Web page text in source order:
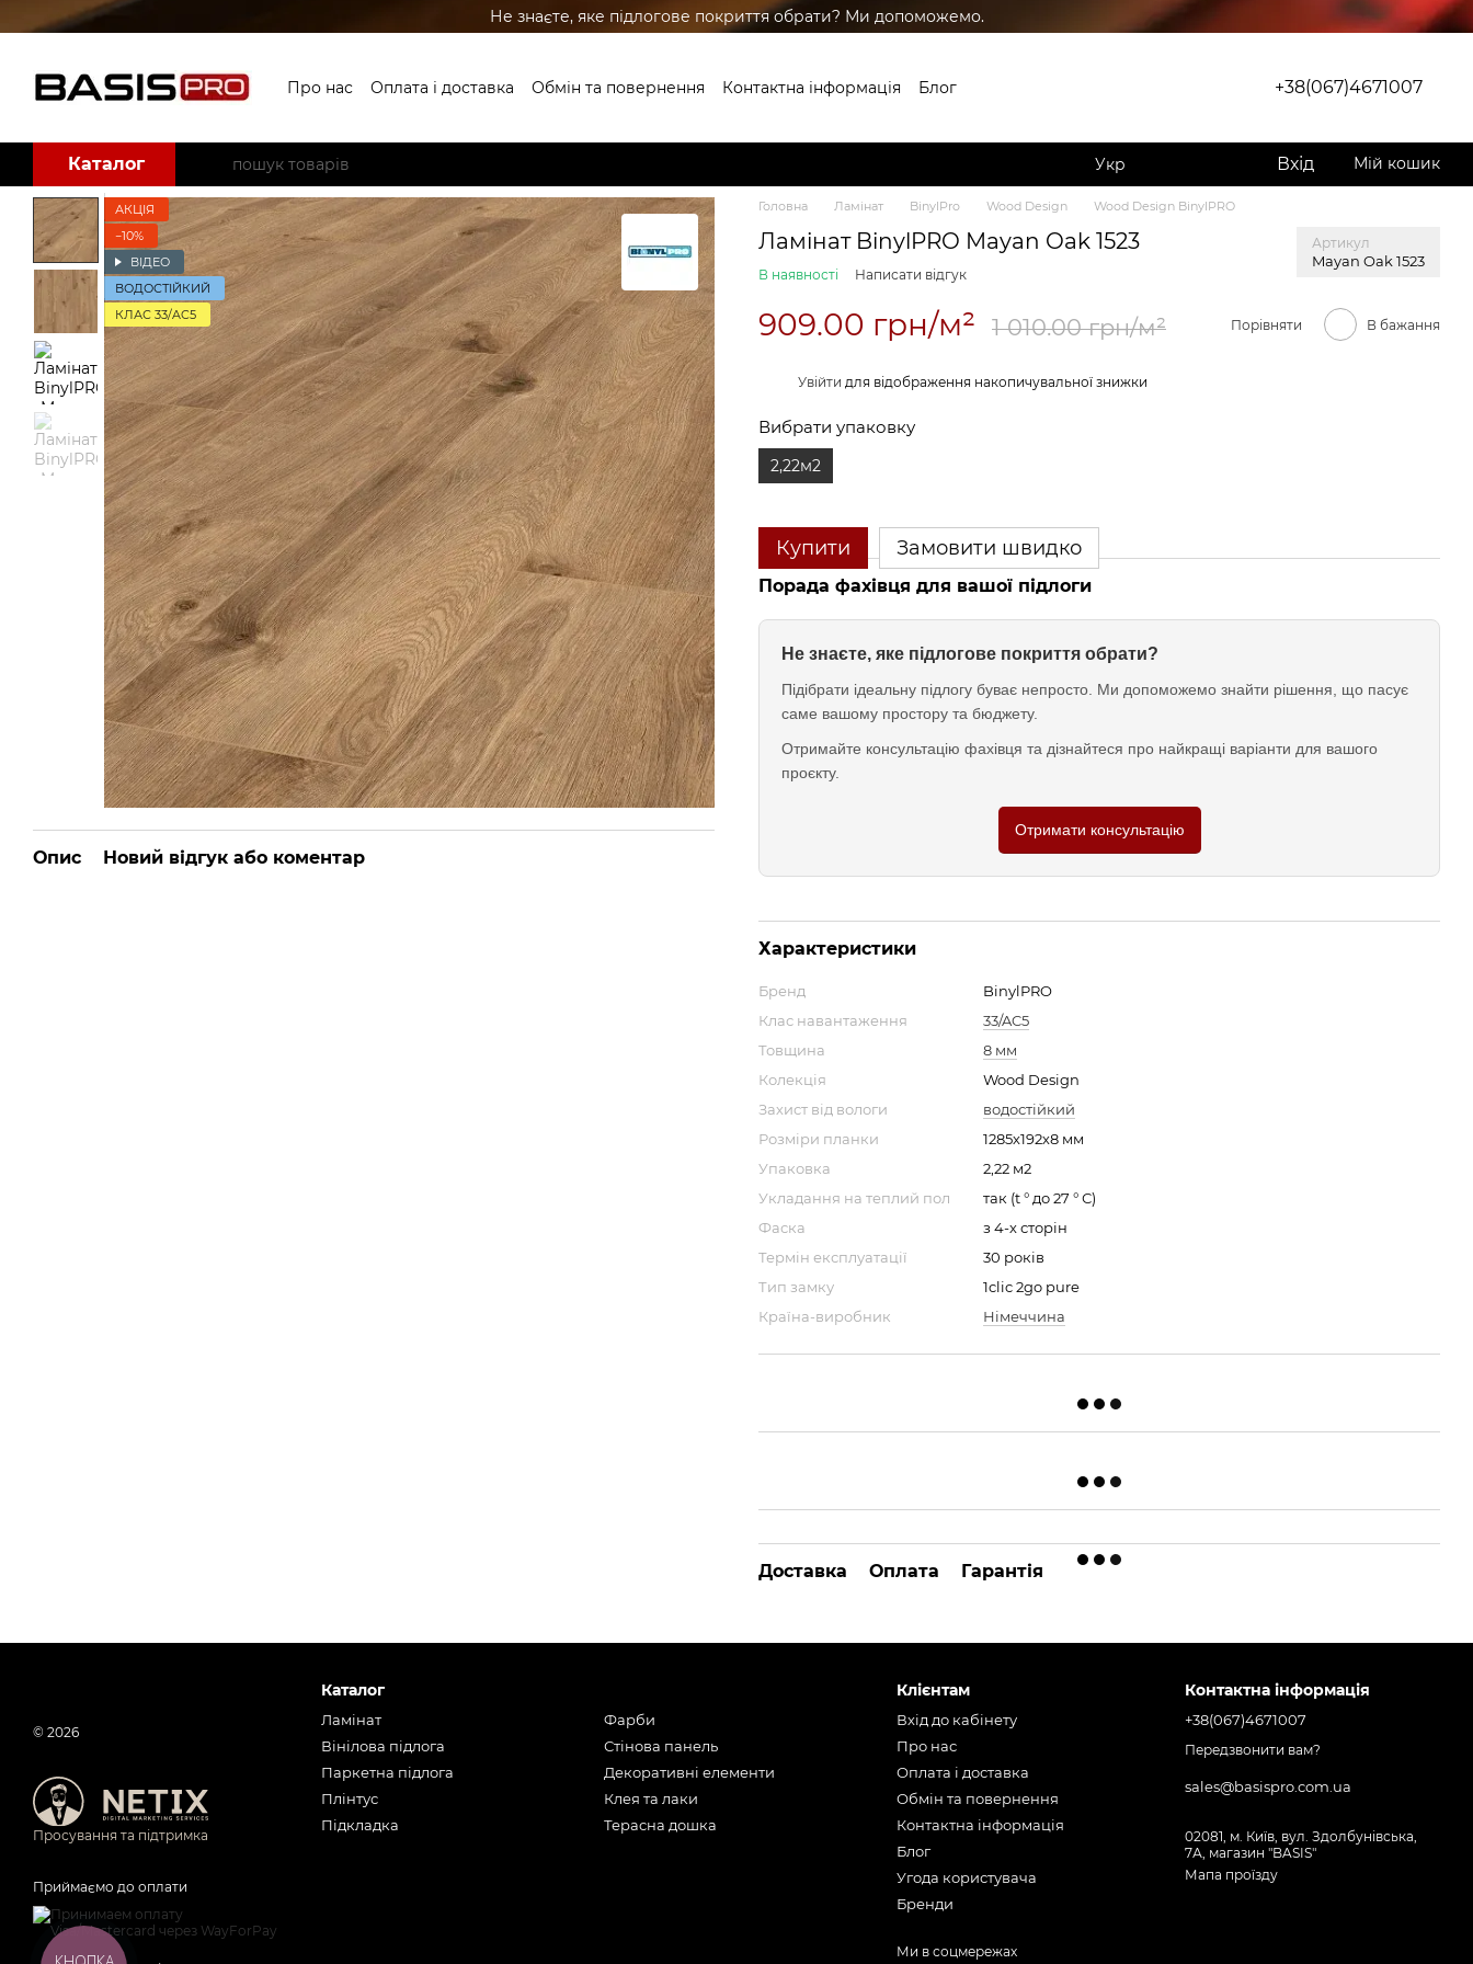
Перейти до основного контенту Не знаєте, яке підлогове покриття обрати? Ми допоможемо.
Про нас Оплата і доставка Обмін та повернення Контактна інформація
Блог
+38(067)4671007
Каталог Укр Вхід Мій кошик
АКЦІЯ
−10%
ВІДЕО
ВОДОСТІЙКИЙ
КЛАС 33/AC5
Опис Новий відгук або коментар
Головна Ламінат BinylPro Wood Design Wood Design BinylPRO
Ламінат BinylPRO Mayan Oak 1523 Артикул
Mayan Oak 1523
В наявності Написати відгук
909.00 грн/м² 1 010.00 грн/м² Порівняти В бажання
Увійти для відображення накопичувальної знижки
Вибрати упаковку
2,22м2
Купити Замовити швидко
Порада фахівця для вашої підлоги
Не знаєте, яке підлогове покриття обрати?
Підібрати ідеальну підлогу буває непросто. Ми допоможемо знайти рішення, що пасує
саме вашому простору та бюджету.
Отримайте консультацію фахівця та дізнайтеся про найкращі варіанти для вашого
проєкту.
Отримати консультацію
Характеристики
Бренд
BinylPRO
Клас навантаження
33/AC5
Товщина
8 мм
Колекція
Wood Design
Захист від вологи
водостійкий
Розміри планки
1285х192х8 мм
Упаковка
2,22 м2
Укладання на теплий пол
так (t ° до 27 ° С)
Фаска
з 4-х сторін
Термін експлуатації
30 років
Тип замку
1clic 2go pure
Країна-виробник
Німеччина
Доставка Оплата Гарантія
© 2026
Просування та підтримка
Приймаємо до оплати
Каталог
Ламінат
Вінілова підлога
Паркетна підлога
Плінтус
Підкладка
Фарби
Стінова панель
Декоративні елементи
Клея та лаки
Терасна дошка
Клієнтам
Вхід до кабінету
Про нас
Оплата і доставка
Обмін та повернення
Контактна інформація
Блог
Угода користувача
Бренди
Ми в соцмережах
Контактна інформація
+38(067)4671007
Передзвонити вам?
sales@basispro.com.ua
02081, м. Київ, вул. Здолбунівська,
7А, магазин "BASIS"
Мапа проїзду